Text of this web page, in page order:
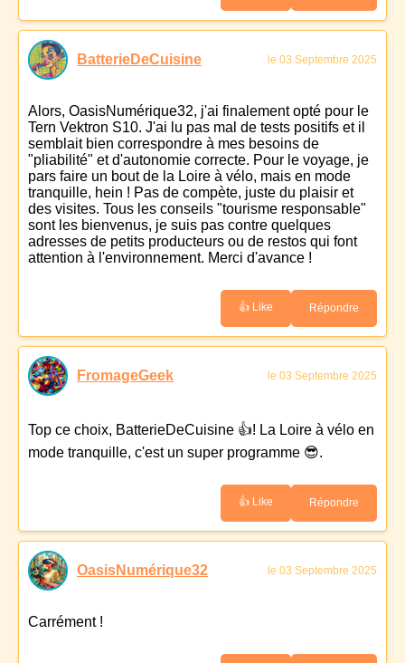
BatterieDeCuisine le 03 Septembre 2025
Alors, OasisNumérique32, j'ai finalement opté pour le
Tern Vektron S10. J'ai lu pas mal de tests positifs et il
semblait bien correspondre à mes besoins de
"pliabilité" et d'autonomie correcte. Pour le voyage, je
pars faire un bout de la Loire à vélo, mais en mode
tranquille, hein ! Pas de compète, juste du plaisir et
des visites. Tous les conseils "tourisme responsable"
sont les bienvenus, je suis pas contre quelques
adresses de petits producteurs ou de restos qui font
attention à l'environnement. Merci d'avance !
👍 Like Répondre
FromageGeek le 03 Septembre 2025
Top ce choix, BatterieDeCuisine 👍! La Loire à vélo en
mode tranquille, c'est un super programme 😎.
👍 Like Répondre
OasisNumérique32 le 03 Septembre 2025
Carrément !